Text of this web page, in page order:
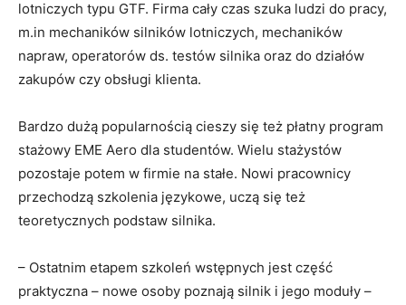
lotniczych typu GTF. Firma cały czas szuka ludzi do pracy,
m.in mechaników silników lotniczych, mechaników
napraw, operatorów ds. testów silnika oraz do działów
zakupów czy obsługi klienta.
Bardzo dużą popularnością cieszy się też płatny program
stażowy EME Aero dla studentów. Wielu stażystów
pozostaje potem w firmie na stałe. Nowi pracownicy
przechodzą szkolenia językowe, uczą się też
teoretycznych podstaw silnika.
– Ostatnim etapem szkoleń wstępnych jest część
praktyczna – nowe osoby poznają silnik i jego moduły –